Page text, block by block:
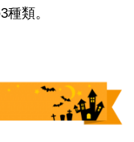
類。